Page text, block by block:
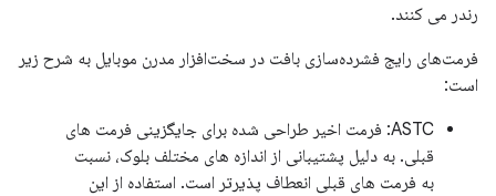
رندر می کنند.
فرمت‌های رایج فشرده‌سازی بافت در سخت‌افزار مدرن موبایل به شرح زیر
است:
ASTC: فرمت اخیر طراحی شده برای جایگزینی فرمت های
قبلی. به دلیل پشتیبانی از اندازه های مختلف بلوک، نسبت
به فرمت های قبلی انعطاف پذیرتر است. استفاده از این